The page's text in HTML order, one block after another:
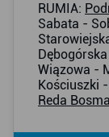
RUMIA:
Sabata -
Wiązowa -
Kościuszki
Reda